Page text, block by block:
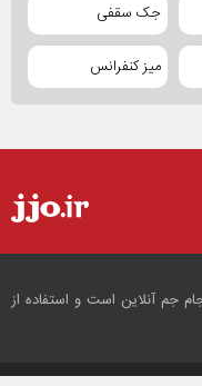
جک سقفی
میز کنفرانس
جم آنلاین است و استفاده از